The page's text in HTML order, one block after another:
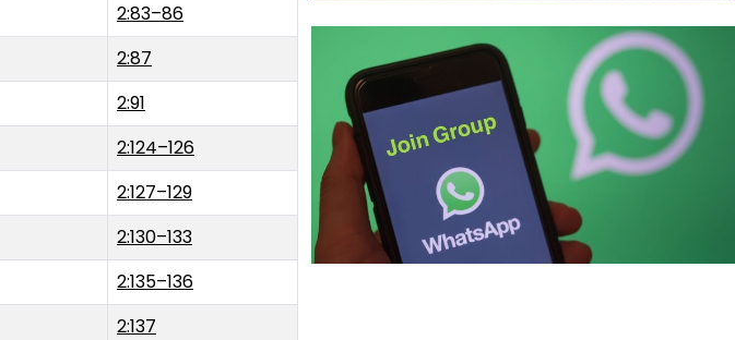
2:83–86
2:87
2:91
2:124–126
2:127–129
2:130–133
2:135–136
2:137